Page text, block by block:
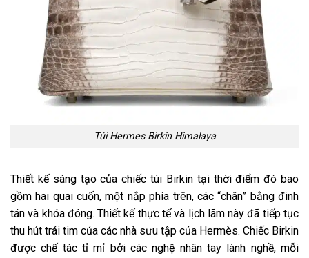
Túi Hermes Birkin Himalaya
Thiết kế sáng tạo của chiếc túi Birkin tại thời điểm đó bao
gồm hai quai cuốn, một nắp phía trên, các “chân” bằng đinh
tán và khóa đóng. Thiết kế thực tế và lịch lãm này đã tiếp tục
thu hút trái tim của các nhà sưu tập của Hermès. Chiếc Birkin
được chế tác tỉ mỉ bởi các nghệ nhân tay lành nghề, mỗi